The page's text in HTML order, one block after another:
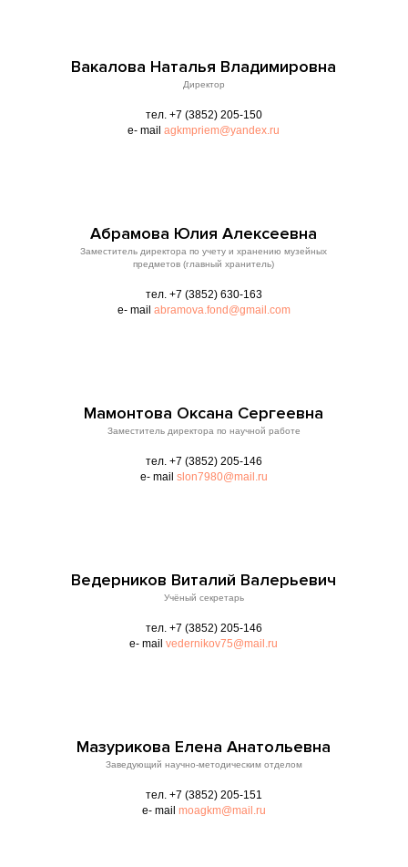
Вакалова Наталья Владимировна
Директор
тел. +7 (3852) 205-150
e- mailagkmpriem@yandex.ru
Абрамова Юлия Алексеевна
Заместитель директора по учету и хранению музейных
предметов (главный хранитель)
тел. +7 (3852) 630-163
e- mail abramova.fond@gmail.com
Мамонтова Оксана Сергеевна
Заместитель директора по научной работе
тел. +7 (3852) 205-146
e- mail slon7980@mail.ru
Ведерников Виталий Валерьевич
Учёный секретарь
тел. +7 (3852) 205-146
e- mailvedernikov75@mail.ru
Мазурикова Елена Анатольевна
Заведующий научно-методическим отделом
тел. +7 (3852) 205-151
e- mail moagkm@mail.ru